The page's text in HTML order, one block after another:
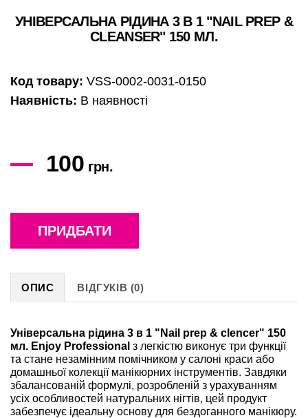
УНІВЕРСАЛЬНА РІДИНА 3 В 1 "NAIL PREP &
CLEANSER" 150 МЛ.
Код товару: VSS-0002-0031-0150
Наявність: В наявності
100 грн.
ПРИДБАТИ
ОПИС ВІДГУКІВ (0)
Універсальна рідина 3 в 1 "Nail prep & clencer" 150
мл. Enjoy Professional з легкістю виконує три функції
та стане незамінним помічником у салоні краси або
домашньої колекції манікюрних інструментів. Завдяки
збалансованій формулі, розробленій з урахуванням
усіх особливостей натуральних нігтів, цей продукт
забезпечує ідеальну основу для бездоганного манікюру.